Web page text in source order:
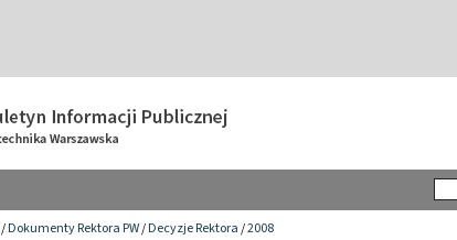
/Dokumenty Rektora PW/Decyzje Rektora/2008